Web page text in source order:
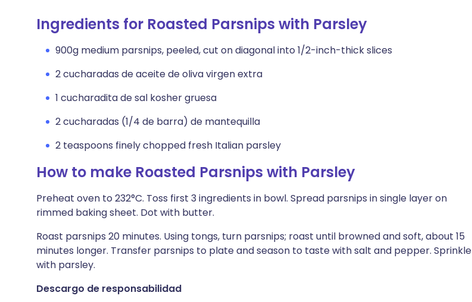
Compartir vía WhatsApp
Copiar enlace
Ingredients for Roasted Parsnips with Parsley
900g medium parsnips, peeled, cut on diagonal into 1/2-inch-thick slices
2 cucharadas de aceite de oliva virgen extra
1 cucharadita de sal kosher gruesa
2 cucharadas (1/4 de barra) de mantequilla
2 teaspoons finely chopped fresh Italian parsley
How to make Roasted Parsnips with Parsley
Preheat oven to 232°C. Toss first 3 ingredients in bowl. Spread parsnips in single layer on
rimmed baking sheet. Dot with butter.
Roast parsnips 20 minutes. Using tongs, turn parsnips; roast until browned and soft, about 15
minutes longer. Transfer parsnips to plate and season to taste with salt and pepper. Sprinkle
with parsley.
Descargo de responsabilidad